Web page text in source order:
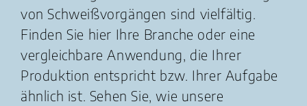
von Schweißvorgängen sind vielfältig.
Finden Sie hier Ihre Branche oder eine
vergleichbare Anwendung, die Ihrer
Produktion entspricht bzw. Ihrer Aufgabe
ähnlich ist. Sehen Sie, wie unsere